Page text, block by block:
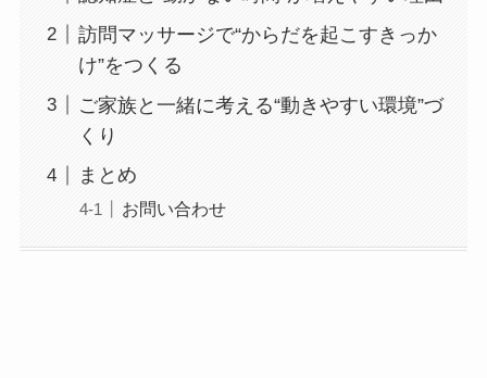
訪問マッサージで“からだを起こすきっか
け”をつくる
ご家族と一緒に考える“動きやすい環境”づ
くり
まとめ
お問い合わせ